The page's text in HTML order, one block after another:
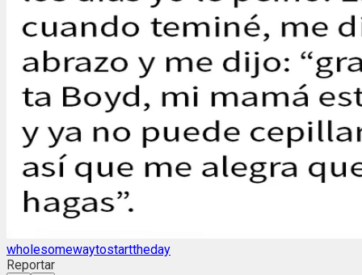
wholesomewaytostarttheday
Reportar